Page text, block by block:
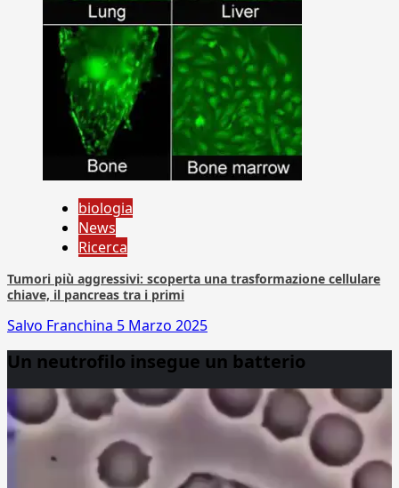
biologia
News
Ricerca
Tumori più aggressivi: scoperta una trasformazione cellulare
chiave, il pancreas tra i primi
Salvo Franchina 5 Marzo 2025
Un neutrofilo insegue un batterio
Player